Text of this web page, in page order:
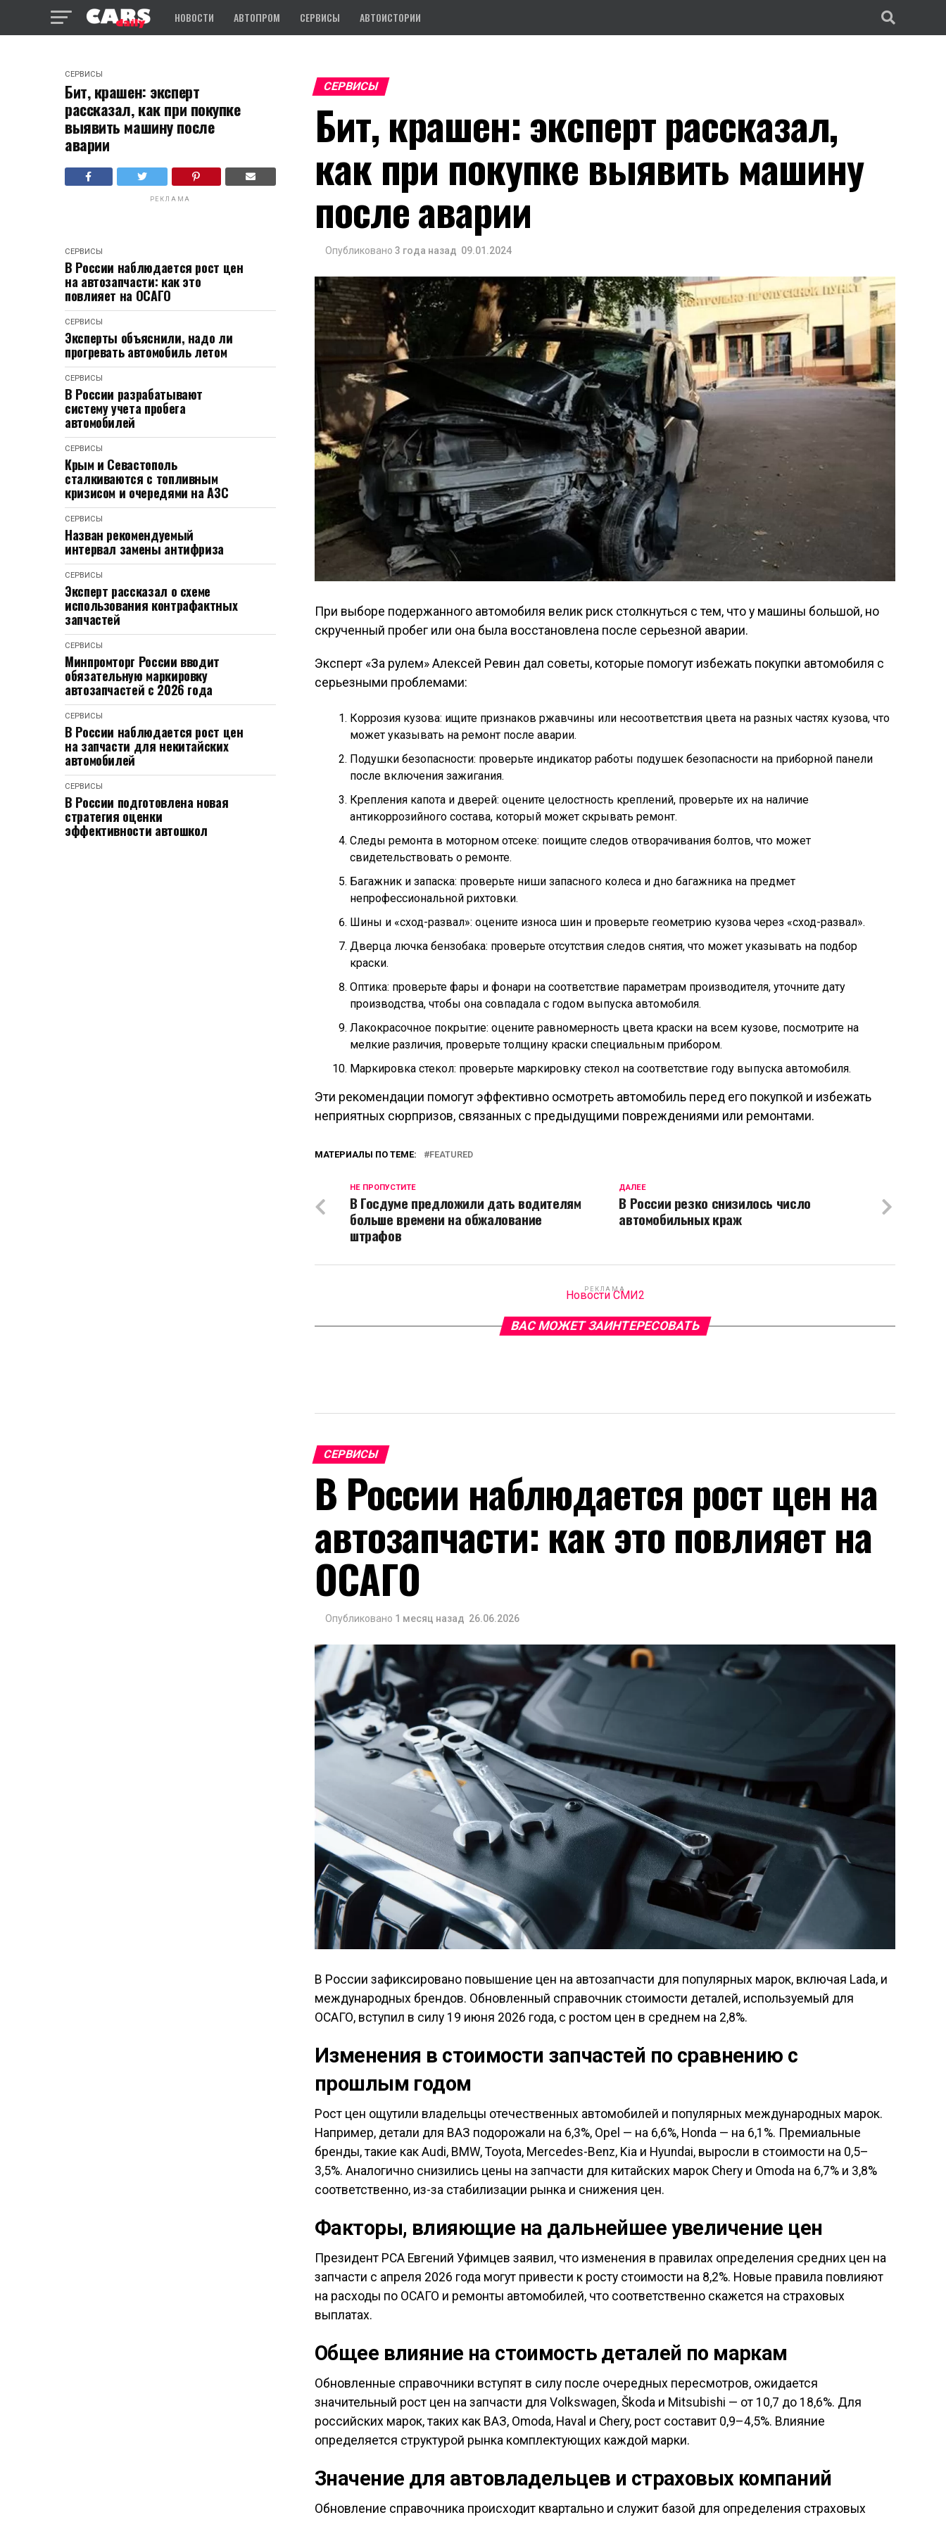
НОВОСТИ АВТОПРОМ СЕРВИСЫ АВТОИСТОРИИ
СЕРВИСЫ
Бит, крашен: эксперт
рассказал, как при покупке
выявить машину после
аварии
РЕКЛАМА
СЕРВИСЫ
В России наблюдается рост цен
на автозапчасти: как это
повлияет на ОСАГО
СЕРВИСЫ
Эксперты объяснили, надо ли
прогревать автомобиль летом
СЕРВИСЫ
В России разрабатывают
систему учета пробега
автомобилей
СЕРВИСЫ
Крым и Севастополь
сталкиваются с топливным
кризисом и очередями на АЗС
СЕРВИСЫ
Назван рекомендуемый
интервал замены антифриза
СЕРВИСЫ
Эксперт рассказал о схеме
использования контрафактных
запчастей
СЕРВИСЫ
Минпромторг России вводит
обязательную маркировку
автозапчастей с 2026 года
СЕРВИСЫ
В России наблюдается рост цен
на запчасти для некитайских
автомобилей
СЕРВИСЫ
В России подготовлена новая
стратегия оценки
эффективности автошкол
СЕРВИСЫ
Бит, крашен: эксперт рассказал,
как при покупке выявить машину
после аварии
Опубликовано 3 года назад 09.01.2024
При выборе подержанного автомобиля велик риск столкнуться с тем, что у машины большой, но
скрученный пробег или она была восстановлена после серьезной аварии.
Эксперт «За рулем» Алексей Ревин дал советы, которые помогут избежать покупки автомобиля с
серьезными проблемами:
Коррозия кузова: ищите признаков ржавчины или несоответствия цвета на разных частях кузова, что
может указывать на ремонт после аварии.
Подушки безопасности: проверьте индикатор работы подушек безопасности на приборной панели
после включения зажигания.
Крепления капота и дверей: оцените целостность креплений, проверьте их на наличие
антикоррозийного состава, который может скрывать ремонт.
Следы ремонта в моторном отсеке: поищите следов отворачивания болтов, что может
свидетельствовать о ремонте.
Багажник и запаска: проверьте ниши запасного колеса и дно багажника на предмет
непрофессиональной рихтовки.
Шины и «сход-развал»: оцените износа шин и проверьте геометрию кузова через «сход-развал».
Дверца лючка бензобака: проверьте отсутствия следов снятия, что может указывать на подбор
краски.
Оптика: проверьте фары и фонари на соответствие параметрам производителя, уточните дату
производства, чтобы она совпадала с годом выпуска автомобиля.
Лакокрасочное покрытие: оцените равномерность цвета краски на всем кузове, посмотрите на
мелкие различия, проверьте толщину краски специальным прибором.
Маркировка стекол: проверьте маркировку стекол на соответствие году выпуска автомобиля.
Эти рекомендации помогут эффективно осмотреть автомобиль перед его покупкой и избежать
неприятных сюрпризов, связанных с предыдущими повреждениями или ремонтами.
МАТЕРИАЛЫ ПО ТЕМЕ: FEATURED
ДАЛЕЕ
В России резко снизилось число
автомобильных краж
НЕ ПРОПУСТИТЕ
В Госдуме предложили дать водителям
больше времени на обжалование
штрафов
РЕКЛАМА
Новости СМИ2
ВАС МОЖЕТ ЗАИНТЕРЕСОВАТЬ
СЕРВИСЫ
В России наблюдается рост цен на
автозапчасти: как это повлияет на
ОСАГО
Опубликовано 1 месяц назад 26.06.2026
В России зафиксировано повышение цен на автозапчасти для популярных марок, включая Lada, и
международных брендов. Обновленный справочник стоимости деталей, используемый для
ОСАГО, вступил в силу 19 июня 2026 года, с ростом цен в среднем на 2,8%.
Изменения в стоимости запчастей по сравнению с
прошлым годом
Рост цен ощутили владельцы отечественных автомобилей и популярных международных марок.
Например, детали для ВАЗ подорожали на 6,3%, Opel — на 6,6%, Honda — на 6,1%. Премиальные
бренды, такие как Audi, BMW, Toyota, Mercedes-Benz, Kia и Hyundai, выросли в стоимости на 0,5–
3,5%. Аналогично снизились цены на запчасти для китайских марок Chery и Omoda на 6,7% и 3,8%
соответственно, из-за стабилизации рынка и снижения цен.
Факторы, влияющие на дальнейшее увеличение цен
Президент РСА Евгений Уфимцев заявил, что изменения в правилах определения средних цен на
запчасти с апреля 2026 года могут привести к росту стоимости на 8,2%. Новые правила повлияют
на расходы по ОСАГО и ремонты автомобилей, что соответственно скажется на страховых
выплатах.
Общее влияние на стоимость деталей по маркам
Обновленные справочники вступят в силу после очередных пересмотров, ожидается
значительный рост цен на запчасти для Volkswagen, Škoda и Mitsubishi — от 10,7 до 18,6%. Для
российских марок, таких как ВАЗ, Omoda, Haval и Chery, рост составит 0,9–4,5%. Влияние
определяется структурой рынка комплектующих каждой марки.
Значение для автовладельцев и страховых компаний
Обновление справочника происходит квартально и служит базой для определения страховых